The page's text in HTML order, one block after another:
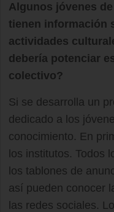
Algunos jóvenes
tienen información
actividades
debería potenciar
colectivo?
Si se desarrolla un
dedicado a los
conocimiento. En
los institutos. Todos
los tablones de
así pueden conocer
las redes sociales.